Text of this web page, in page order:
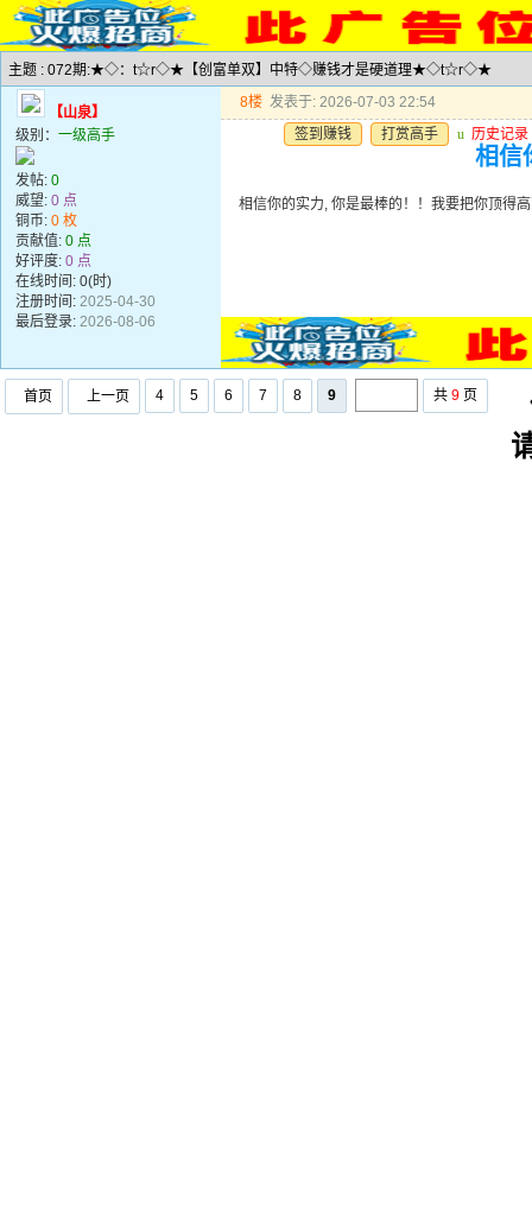
主题 : 072期:★◇：t☆r◇★【创富单双】中特◇赚钱才是硬道理★◇t☆r◇★
【山泉】
级别： 一级高手
发帖: 0
威望: 0 点
铜币: 0 枚
贡献值: 0 点
好评度: 0 点
在线时间: 0(时)
注册时间: 2025-04-30
最后登录: 2026-08-06
8楼 发表于: 2026-07-03 22:54
签到赚钱
打赏高手 u 历史记录
相信
相信你的实力, 你是最棒的！！我要把你顶得
首页 上一页 4 5 6 7 8 9 共 9 页